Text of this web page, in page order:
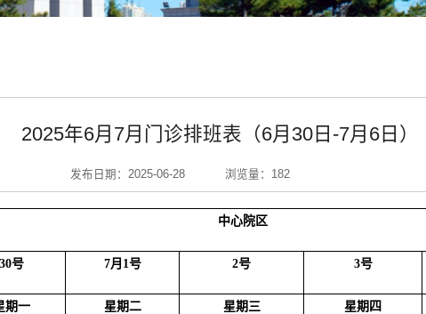
2025年6月7月门诊排班表（6月30日-7月6日）
发布日期：2025-06-28 浏览量： 182
中心院区
30号 7月1号 2号 3号
期一 星期二 星期三 星期四